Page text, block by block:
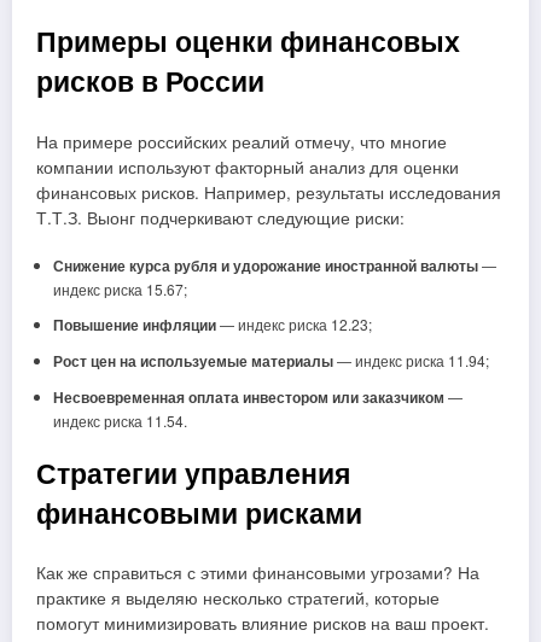
Примеры оценки финансовых
рисков в России
На примере российских реалий отмечу, что многие
компании используют факторный анализ для оценки
финансовых рисков. Например, результаты исследования
Т.Т.З. Выонг подчеркивают следующие риски:
Снижение курса рубля и удорожание иностранной валюты—
индекс риска 15.67;
Повышение инфляции— индекс риска 12.23;
Рост цен на используемые материалы— индекс риска 11.94;
Несвоевременная оплата инвестором или заказчиком —
индекс риска 11.54.
Стратегии управления
финансовыми рисками
Как же справиться с этими финансовыми угрозами? На
практике я выделяю несколько стратегий, которые
помогут минимизировать влияние рисков на ваш проект.